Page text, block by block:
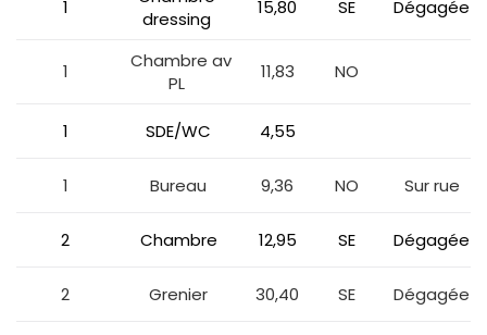
1
dressing
15,80 SE Dégagée
1
Chambre av
PL
11,83 NO
1 SDE/WC 4,55
1 Bureau 9,36 NO Sur rue
2 Chambre 12,95 SE Dégagée
2 Grenier 30,40 SE Dégagée